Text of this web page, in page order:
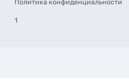
Политика конфиденциальности